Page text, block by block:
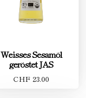
Weisses Sesamöl
geröstet JAS
CHF 23.00